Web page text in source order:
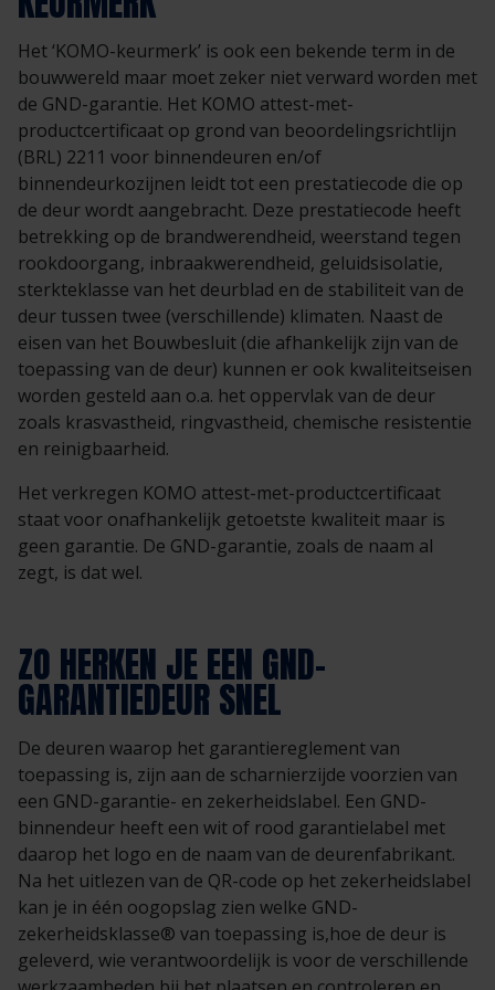
Het ‘KOMO-keurmerk’ is ook een bekende term in de
bouwwereld maar moet zeker niet verward worden met
de GND-garantie. Het KOMO attest-met-
productcertificaat op grond van beoordelingsrichtlijn
(BRL) 2211 voor binnendeuren en/of
binnendeurkozijnen leidt tot een prestatiecode die op
de deur wordt aangebracht. Deze prestatiecode heeft
betrekking op de brandwerendheid, weerstand tegen
rookdoorgang, inbraakwerendheid, geluidsisolatie,
sterkteklasse van het deurblad en de stabiliteit van de
deur tussen twee (verschillende) klimaten. Naast de
eisen van het Bouwbesluit (die afhankelijk zijn van de
toepassing van de deur) kunnen er ook kwaliteitseisen
worden gesteld aan o.a. het oppervlak van de deur
zoals krasvastheid, ringvastheid, chemische resistentie
en reinigbaarheid.
Het verkregen KOMO attest-met-productcertificaat
staat voor onafhankelijk getoetste kwaliteit maar is
geen garantie. De GND-garantie, zoals de naam al
zegt, is dat wel.
ZO HERKEN JE EEN GND-
GARANTIEDEUR SNEL
De deuren waarop het garantiereglement van
toepassing is, zijn aan de scharnierzijde voorzien van
een GND-garantie- en zekerheidslabel. Een GND-
binnendeur heeft een wit of rood garantielabel met
daarop het logo en de naam van de deurenfabrikant.
Na het uitlezen van de QR-code op het zekerheidslabel
kan je in één oogopslag zien welke GND-
zekerheidsklasse® van toepassing is,hoe de deur is
geleverd, wie verantwoordelijk is voor de verschillende